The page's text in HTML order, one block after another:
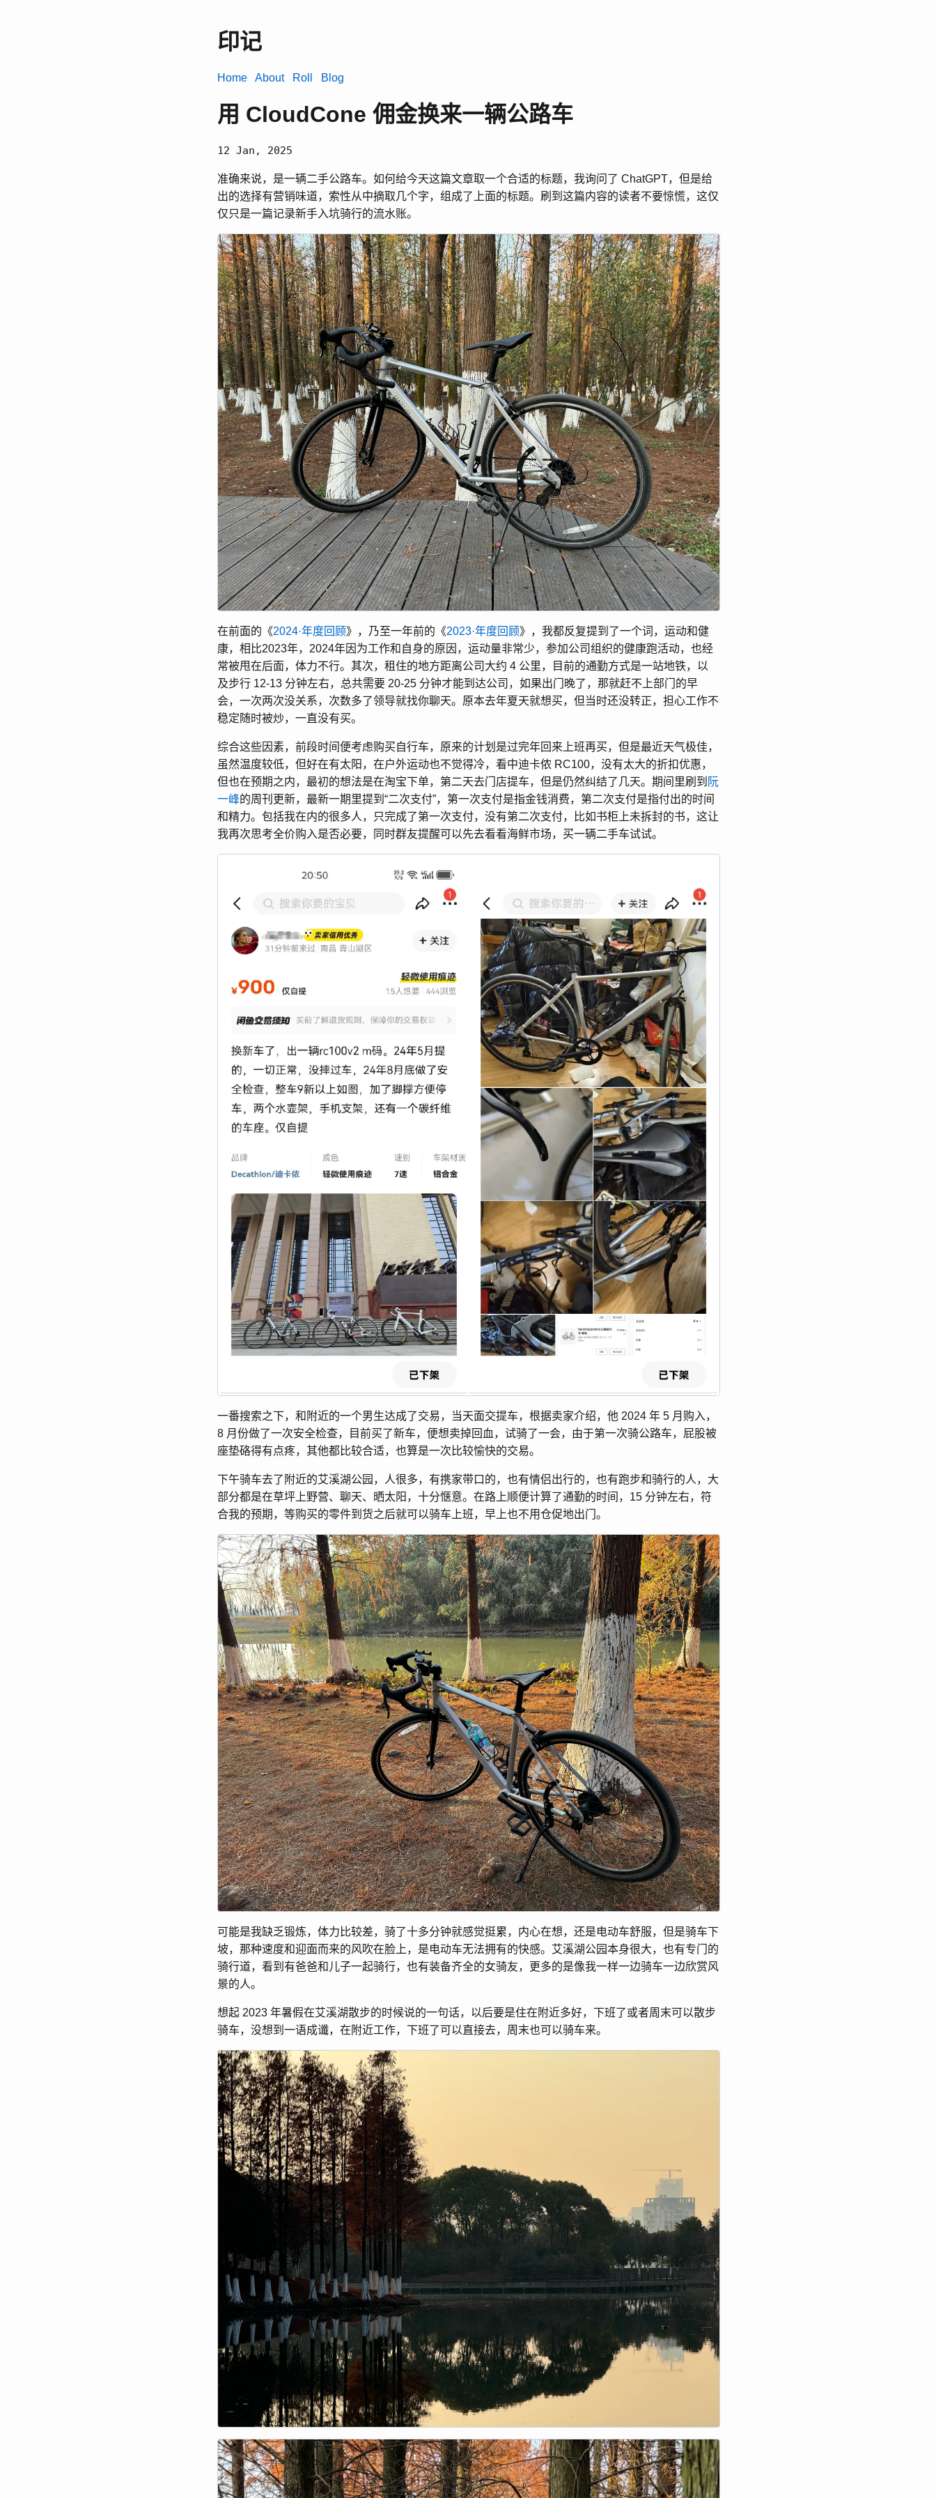
印记
Home About Roll Blog
用 CloudCone 佣金换来一辆公路车
12 Jan, 2025
准确来说，是一辆二手公路车。如何给今天这篇文章取一个合适的标题，我询问了 ChatGPT，但是给
出的选择有营销味道，索性从中摘取几个字，组成了上面的标题。刷到这篇内容的读者不要惊慌，这仅
仅只是一篇记录新手入坑骑行的流水账。
在前面的《2024·年度回顾》，乃至一年前的《2023·年度回顾》，我都反复提到了一个词，运动和健
康，相比2023年，2024年因为工作和自身的原因，运动量非常少，参加公司组织的健康跑活动，也经
常被甩在后面，体力不行。其次，租住的地方距离公司大约 4 公里，目前的通勤方式是一站地铁，以
及步行 12-13 分钟左右，总共需要 20-25 分钟才能到达公司，如果出门晚了，那就赶不上部门的早
会，一次两次没关系，次数多了领导就找你聊天。原本去年夏天就想买，但当时还没转正，担心工作不
稳定随时被炒，一直没有买。
综合这些因素，前段时间便考虑购买自行车，原来的计划是过完年回来上班再买，但是最近天气极佳，
虽然温度较低，但好在有太阳，在户外运动也不觉得冷，看中迪卡侬 RC100，没有太大的折扣优惠，
但也在预期之内，最初的想法是在淘宝下单，第二天去门店提车，但是仍然纠结了几天。期间里刷到 阮
一峰的周刊更新，最新一期里提到“二次支付”，第一次支付是指金钱消费，第二次支付是指付出的时间
和精力。包括我在内的很多人，只完成了第一次支付，没有第二次支付，比如书柜上未拆封的书，这让
我再次思考全价购入是否必要，同时群友提醒可以先去看看海鲜市场，买一辆二手车试试。
一番搜索之下，和附近的一个男生达成了交易，当天面交提车，根据卖家介绍，他 2024 年 5 月购入，
8 月份做了一次安全检查，目前买了新车，便想卖掉回血，试骑了一会，由于第一次骑公路车，屁股被
座垫硌得有点疼，其他都比较合适，也算是一次比较愉快的交易。
下午骑车去了附近的艾溪湖公园，人很多，有携家带口的，也有情侣出行的，也有跑步和骑行的人，大
部分都是在草坪上野营、聊天、晒太阳，十分惬意。在路上顺便计算了通勤的时间，15 分钟左右，符
合我的预期，等购买的零件到货之后就可以骑车上班，早上也不用仓促地出门。
可能是我缺乏锻炼，体力比较差，骑了十多分钟就感觉挺累，内心在想，还是电动车舒服，但是骑车下
坡，那种速度和迎面而来的风吹在脸上，是电动车无法拥有的快感。艾溪湖公园本身很大，也有专门的
骑行道，看到有爸爸和儿子一起骑行，也有装备齐全的女骑友，更多的是像我一样一边骑车一边欣赏风
景的人。
想起 2023 年暑假在艾溪湖散步的时候说的一句话，以后要是住在附近多好，下班了或者周末可以散步
骑车，没想到一语成谶，在附近工作，下班了可以直接去，周末也可以骑车来。